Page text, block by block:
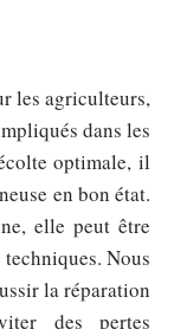
les agriculteurs,
dans les
optimale, il
en bon état.
elle peut être
Nous
la réparation
des pertes